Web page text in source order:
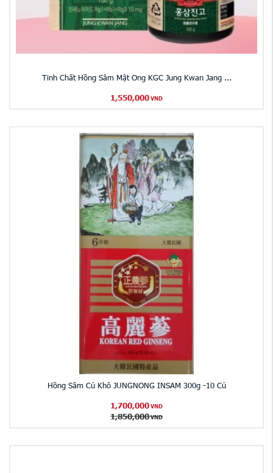
Tinh Chất Hồng Sâm Mật Ong KGC Jung Kwan Jang ...
1,550,000 VND
Hồng Sâm Củ Khô JUNGNONG INSAM 300g -10 Củ
1,700,000 VND
1,850,000 VND